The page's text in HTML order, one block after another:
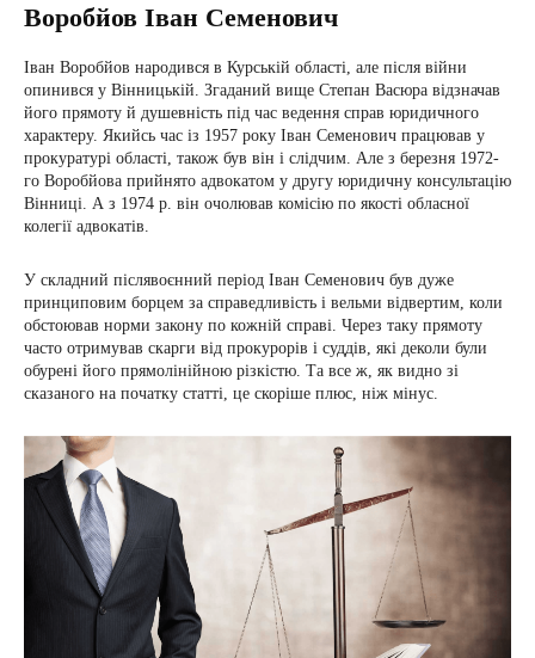
Воробйов Іван Семенович
Іван Воробйов народився в Курській області, але після війни
опинився у Вінницькій. Згаданий вище Степан Васюра відзначав
його прямоту й душевність під час ведення справ юридичного
характеру. Якийсь час із 1957 року Іван Семенович працював у
прокуратурі області, також був він і слідчим. Але з березня 1972-
го Воробйова прийнято адвокатом у другу юридичну консультацію
Вінниці. А з 1974 р. він очолював комісію по якості обласної
колегії адвокатів.
У складний післявоєнний період Іван Семенович був дуже
принциповим борцем за справедливість і вельми відвертим, коли
обстоював норми закону по кожній справі. Через таку прямоту
часто отримував скарги від прокурорів і суддів, які деколи були
обурені його прямолінійною різкістю. Та все ж, як видно зі
сказаного на початку статті, це скоріше плюс, ніж мінус.